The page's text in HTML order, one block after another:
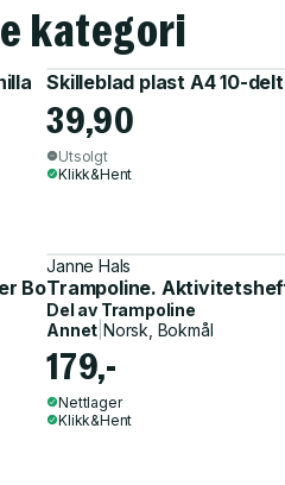
kategori
Skilleblad plast A4 10-
39,90
Utsolgt
Klikk&Hent
Booster
Janne Hals
Trampoline.
Del av Trampoline
Annet Norsk, Bokmål
179,-
Nettlager
Klikk&Hent